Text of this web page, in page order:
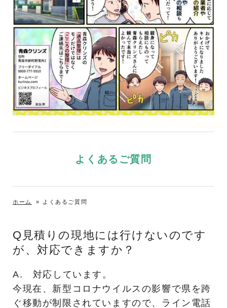
よくあるご質問
ホーム » よくあるご質問
Q見積りの現地には行けないのです
が、対応できますか？
A. 対応しています。
今現在、新型コロナウイルスの影響で県を跨
ぐ移動が制限されていますので、ライン電話